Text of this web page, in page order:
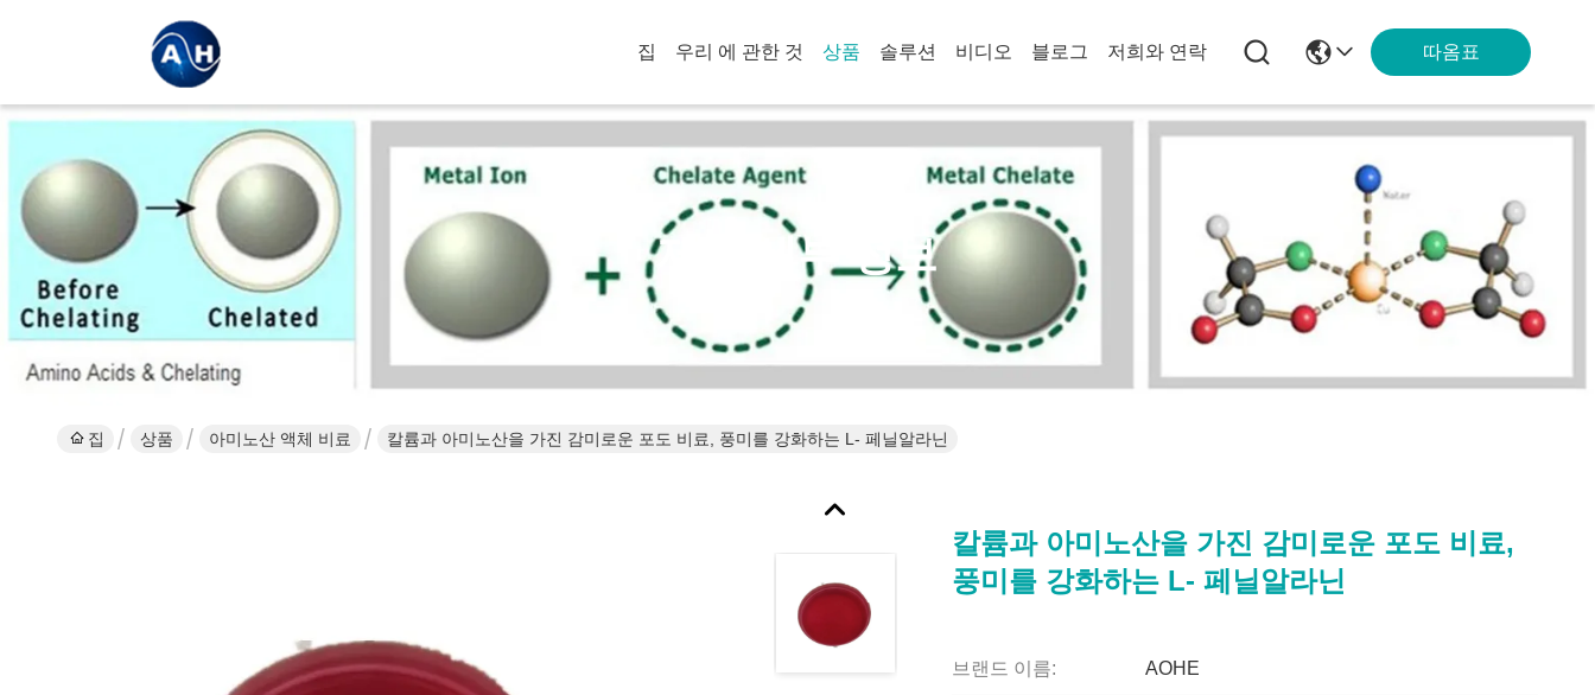
집 우리 에 관한 것 상품 솔루션 비디오 블로그 저희와 연락 따옴표
제품 세부 정보
집 상품 아미노산 액체 비료 칼륨과 아미노산을 가진 감미로운 포도 비료, 풍미를 강화하는 L- 페닐알라닌
칼륨과 아미노산을 가진 감미로운 포도 비료,
풍미를 강화하는 L- 페닐알라닌
브랜드 이름: AOHE